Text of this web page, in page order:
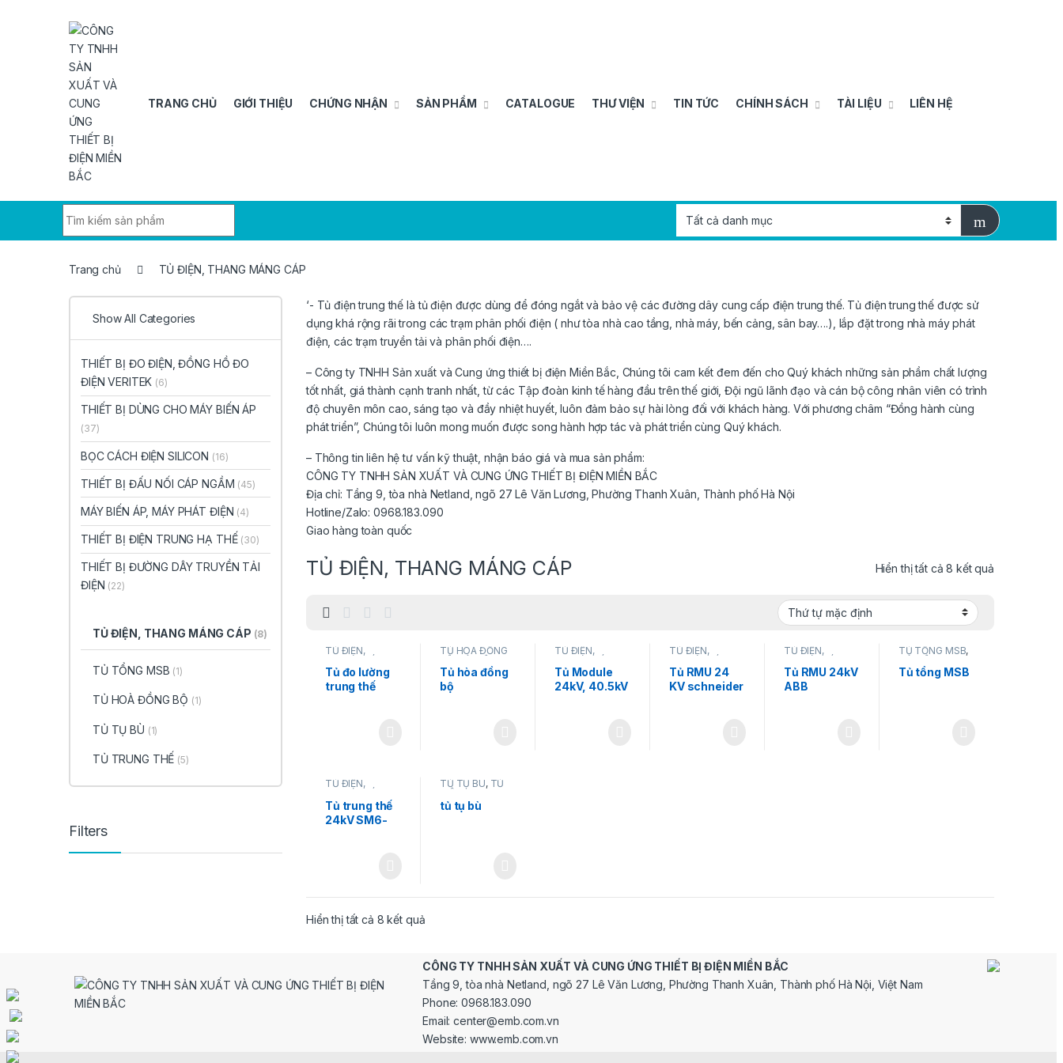
TRANG CHỦ GIỚI THIỆU CHỨNG NHẬN SẢN PHẨM CATALOGUE THƯ VIỆN TIN TỨC CHÍNH SÁCH TÀI LIỆU LIÊN HỆ
Trang chủ TỦ ĐIỆN, THANG MÁNG CÁP
‘- Tủ điện trung thế là tủ điện được dùng để đóng ngắt và bảo vệ các đường dây cung cấp điện trung thế. Tủ điện trung thế được sử
dụng khá rộng rãi trong các trạm phân phối điện ( như tòa nhà cao tầng, nhà máy, bến cảng, sân bay….), lắp đặt trong nhà máy phát
điện, các trạm truyền tải và phân phối điện….
– Công ty TNHH Sản xuất và Cung ứng thiết bị điện Miền Bắc, Chúng tôi cam kết đem đến cho Quý khách những sản phầm chất lượng
tốt nhất, giá thành cạnh tranh nhất, từ các Tập đoàn kinh tế hàng đầu trên thế giới, Đội ngũ lãnh đạo và cán bộ công nhân viên có trình
độ chuyên môn cao, sáng tạo và đầy nhiệt huyết, luôn đảm bảo sự hài lòng đối với khách hàng. Với phương châm “Đồng hành cùng
phát triển”, Chúng tôi luôn mong muốn được song hành hợp tác và phát triển cùng Quý khách.
– Thông tin liên hệ tư vấn kỹ thuật, nhận báo giá và mua sản phẩm:
CÔNG TY TNHH SẢN XUẤT VÀ CUNG ỨNG THIẾT BỊ ĐIỆN MIỀN BẮC
Địa chỉ: Tầng 9, tòa nhà Netland, ngõ 27 Lê Văn Lương, Phường Thanh Xuân, Thành phố Hà Nội
Hotline/Zalo: 0968.183.090
Giao hàng toàn quốc
TỦ ĐIỆN, THANG MÁNG CÁP Hiển thị tất cả 8 kết quả
TỦ ĐIỆN,
CÁP,TỦ TRUNG
THẾ
Tủ đo lường
trung thế
TỦ HOÀ ĐỒNG
THANG MÁNG
CÁP
Tủ hòa đồng
bộ
TỦ ĐIỆN,
CÁP,TỦ TRUNG
THẾ
Tủ Module
24kV, 40.5kV
TỦ ĐIỆN,
CÁP,TỦ TRUNG
THẾ
Tủ RMU 24
KV schneider
TỦ ĐIỆN,
CÁP,TỦ TRUNG
THẾ
Tủ RMU 24kV
ABB
TỦ TỔNG MSB,
THANG MÁNG
CÁP
Tủ tổng MSB
TỦ ĐIỆN,
THANG MÁNG
CÁP,TỦ TRUNG
THẾ
Tủ trung thế
24kV SM6-
TỦ TỤ BÙ, TỦ
ĐIỆN, THANG
MÁNG CÁP
tủ tụ bù
Hiển thị tất cả 8 kết quả
Show All Categories
THIẾT BỊ ĐO ĐIỆN, ĐỒNG HỒ ĐO
ĐIỆN VERITEK (6)
THIẾT BỊ DÙNG CHO MÁY BIẾN ÁP
(37)
BỌC CÁCH ĐIỆN SILICON (16)
THIẾT BỊ ĐẤU NỐI CÁP NGẦM (45)
MÁY BIẾN ÁP, MÁY PHÁT ĐIỆN (4)
THIẾT BỊ ĐIỆN TRUNG HẠ THẾ (30)
THIẾT BỊ ĐƯỜNG DÂY TRUYỀN TẢI
ĐIỆN (22)
TỦ ĐIỆN, THANG MÁNG CÁP (8)
TỦ TỔNG MSB (1)
TỦ HOÀ ĐỒNG BỘ (1)
TỦ TỤ BÙ (1)
TỦ TRUNG THẾ (5)
Filters
CÔNG TY TNHH SẢN XUẤT VÀ CUNG ỨNG THIẾT BỊ ĐIỆN MIỀN BẮC
Tầng 9, tòa nhà Netland, ngõ 27 Lê Văn Lương, Phường Thanh Xuân, Thành phố Hà Nội, Việt Nam
Phone: 0968.183.090
Email: center@emb.com.vn
Website: www.emb.com.vn